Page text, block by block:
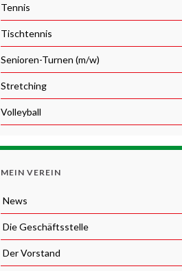
Tennis
Tischtennis
Senioren-Turnen (m/w)
Stretching
Volleyball
MEIN VEREIN
News
Die Geschäftsstelle
Der Vorstand